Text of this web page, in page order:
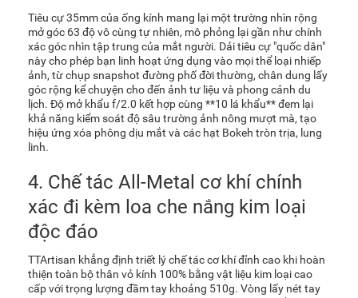
Tiêu cự 35mm của ống kính mang lại một trường nhìn rộng
mở góc 63 độ vô cùng tự nhiên, mô phỏng lại gần như chính
xác góc nhìn tập trung của mắt người. Dải tiêu cự "quốc dân"
này cho phép bạn linh hoạt ứng dụng vào mọi thể loại nhiếp
ảnh, từ chụp snapshot đường phố đời thường, chân dung lấy
góc rộng kể chuyện cho đến ảnh tư liệu và phong cảnh du
lịch. Độ mở khẩu f/2.0 kết hợp cùng **10 lá khẩu** đem lại
khả năng kiểm soát độ sâu trường ảnh nông mượt mà, tạo
hiệu ứng xóa phông dịu mắt và các hạt Bokeh tròn trịa, lung
linh.
4. Chế tác All-Metal cơ khí chính
xác đi kèm loa che nắng kim loại
độc đáo
TTArtisan khẳng định triết lý chế tác cơ khí đỉnh cao khi hoàn
thiện toàn bộ thân vỏ kính 100% bằng vật liệu kim loại cao
cấp với trọng lượng đầm tay khoảng 510g. Vòng lấy nét tay